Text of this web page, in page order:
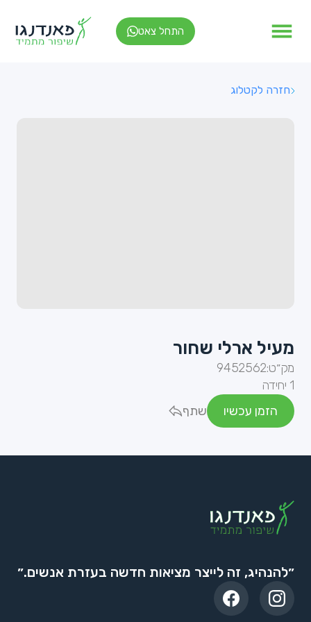
התחל צאט
חזרה לקטלוג
מעיל ארלי שחור
מק״ט:9452562
1 יחידה
הזמן עכשיו
שתף
״להנהיג, זה לייצר מציאות חדשה בעזרת אנשים.״